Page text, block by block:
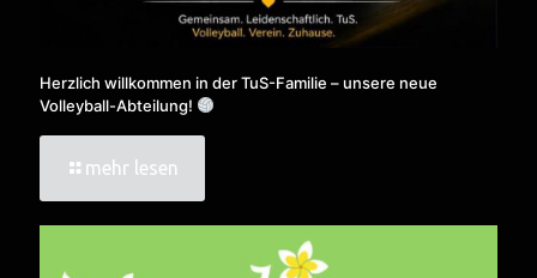
Herzlich willkommen in der TuS-Familie – unsere neue
Volleyball-Abteilung!
mehr lesen